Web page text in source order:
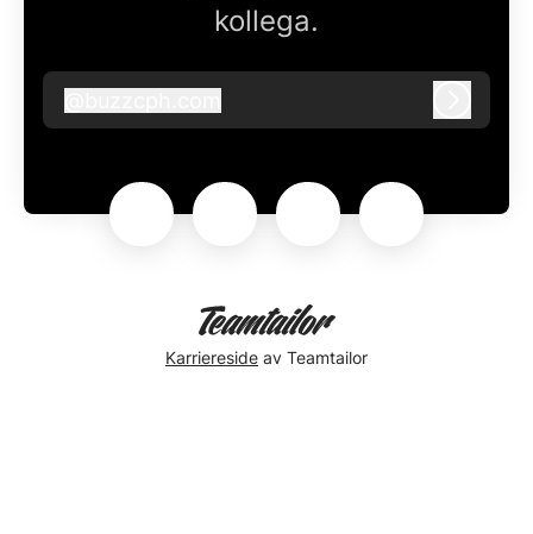
kollega.
buzzcph.com
Karriereside av Teamtailor